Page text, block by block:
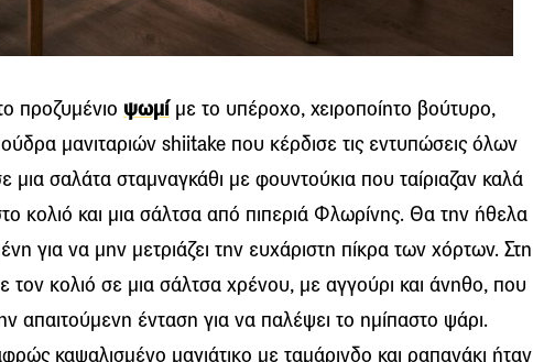
προζυμένιο ψωμίμε το υπέροχο, χειροποίητο βούτυρο,
μανιταριών shiitake που κέρδισε τις εντυπώσεις όλων
μια σαλάτα σταμναγκάθι με φουντούκια που ταίριαζαν καλά
κολιό και μια σάλτσα από πιπεριά Φλωρίνης. Θα την ήθελα
για να μην μετριάζει την ευχάριστη πίκρα των χόρτων. Στη
τον κολιό σε μια σάλτσα χρένου, με αγγούρι και άνηθο, που
απαιτούμενη ένταση για να παλέψει το ημίπαστο ψάρι.
καψαλισμένο μαγιάτικο με ταμάρινδο και ραπανάκι ήταν